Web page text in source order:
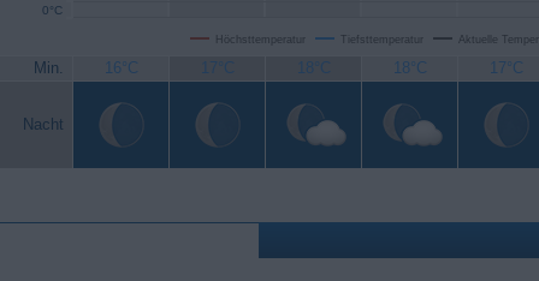
Höchsttemperatur Tiefsttemperatur Aktuelle
0°C
Min. 16°C 17°C 18°C 18°C 17°C
Nacht